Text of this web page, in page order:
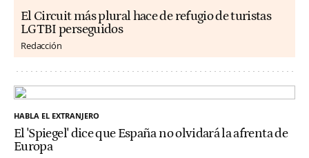
El Circuit más plural hace de refugio de turistas
LGTBI perseguidos
Redacción
HABLA EL EXTRANJERO
El 'Spiegel' dice que España no olvidará la afrenta de
Europa